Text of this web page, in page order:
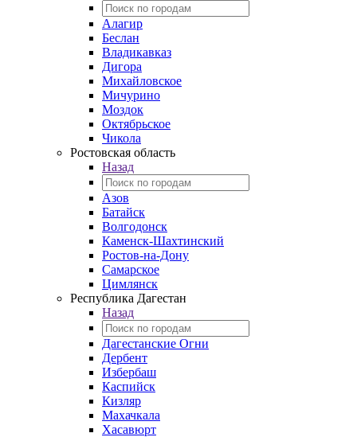
Алагир
Беслан
Владикавказ
Дигора
Михайловское
Мичурино
Моздок
Октябрьское
Чикола
Ростовская область
Назад
Азов
Батайск
Волгодонск
Каменск-Шахтинский
Ростов-на-Дону
Самарское
Цимлянск
Республика Дагестан
Назад
Дагестанские Огни
Дербент
Избербаш
Каспийск
Кизляр
Махачкала
Хасавюрт